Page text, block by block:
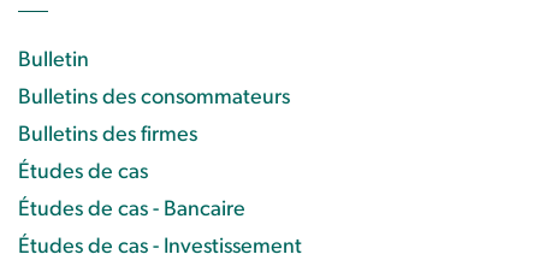
Bulletin
Bulletins des consommateurs
Bulletins des firmes
Études de cas
Études de cas - Bancaire
Études de cas - Investissement